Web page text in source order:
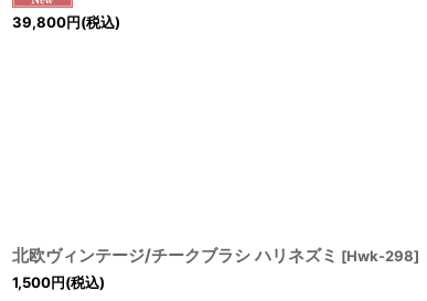
39,800円(税込)
北欧ヴィンテージ/チークブラシ ハリネズミ [Hwk-298]
1,500円(税込)